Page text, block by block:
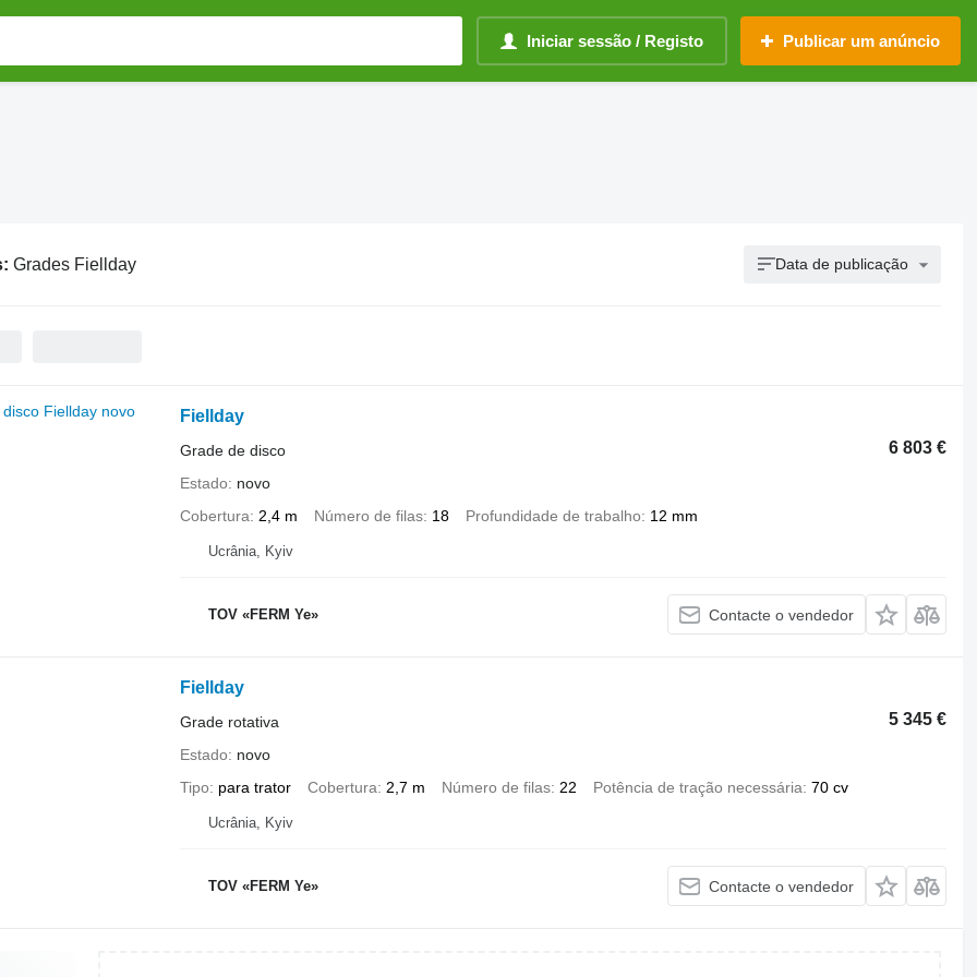
Iniciar sessão / Registo Publicar um anúncio
Grades Fiellday Data de publicação
Fiellday
6 803 €
Grade de disco
Estado
novo
Cobertura
2,4 m Número de filas 18 Profundidade de trabalho 12 mm
Ucrânia, Kyiv
TOV «FERM Ye» Contacte o vendedor
Fiellday
5 345 €
Grade rotativa
Estado
novo
Tipo
para trator Cobertura 2,7 m Número de filas 22 Potência de tração necessária 70 cv
Ucrânia, Kyiv
TOV «FERM Ye» Contacte o vendedor